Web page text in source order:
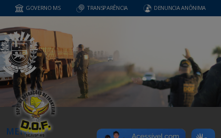
GOVERNO MS TRANSPARÊNCIA DENUNCIA ANÔNIMA
MENU